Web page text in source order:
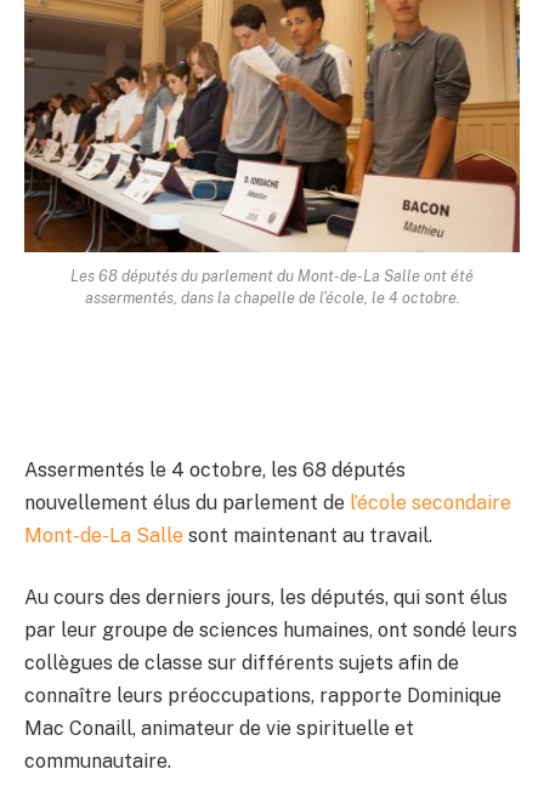
Les 68 députés du parlement du Mont-de-La Salle ont été
assermentés, dans la chapelle de l'école, le 4 octobre.
Assermentés le 4 octobre, les 68 députés
nouvellement élus du parlement de l’école secondaire
Mont-de-La Salle sont maintenant au travail.
Au cours des derniers jours, les députés, qui sont élus
par leur groupe de sciences humaines, ont sondé leurs
collègues de classe sur différents sujets afin de
connaître leurs préoccupations, rapporte Dominique
Mac Conaill, animateur de vie spirituelle et
communautaire.